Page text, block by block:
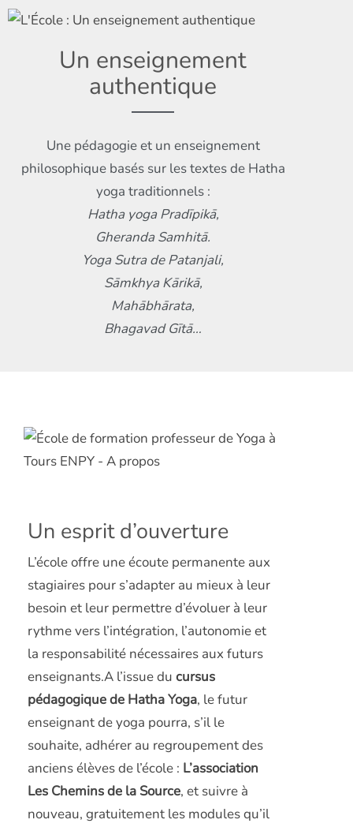
Un enseignement
authentique
Une pédagogie et un enseignement
philosophique basés sur les textes de Hatha
Hatha yoga Pradīpikā,
Gheranda Samhitā.
Yoga Sutra de Patanjali,
Sāmkhya Kārikā,
Mahābhārata,
Bhagavad Gītā…
Un esprit d’ouverture
L’école offre une écoute permanente aux
stagiaires pour s’adapter au mieux à leur
besoin et leur permettre d’évoluer à leur
rythme vers l’intégration, l’autonomie et
la responsabilité nécessaires aux futurs
enseignants.A l’issue du cursus
pédagogique de Hatha Yoga, le futur
enseignant de yoga pourra, s’il le
souhaite, adhérer au regroupement des
anciens élèves de l’école : L’association
Les Chemins de la Source, et suivre à
nouveau, gratuitement les modules qu’il